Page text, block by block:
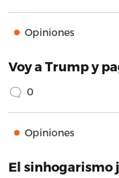
Opiniones
Voy a Trump y
0
Opiniones
El sinhogarismo